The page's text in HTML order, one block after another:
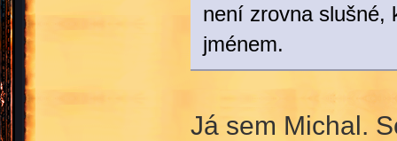
není zrovna slušné,
jménem.
Já sem Michal.